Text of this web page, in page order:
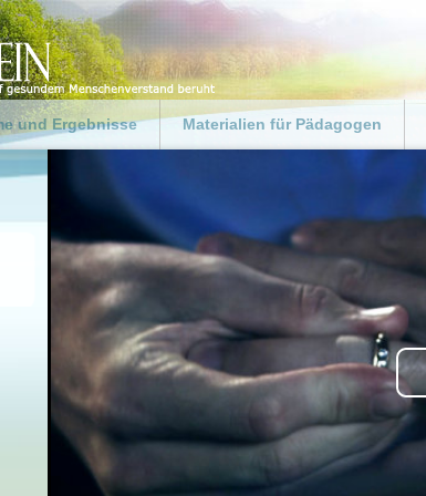
und Ergebnisse
für Fachkräfte im
ein gutes Beispiel
der ganzen Welt
Materialien für Pädagogen
„Leitfaden für Pädagogen“
zum Herunterladen
Ergebnisse in Schulen